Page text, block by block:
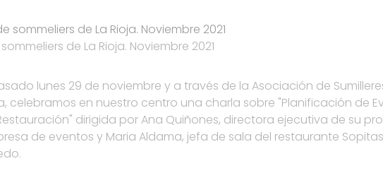
de La Rioja. Noviembre 2021
lunes 29 de noviembre y a través de la Asociación de
celebramos en nuestro centro una charla sobre "Planificación de
dirigida por Ana Quiñones, directora ejecutiva de su
de eventos y Maria Aldama, jefa de sala del restaurante